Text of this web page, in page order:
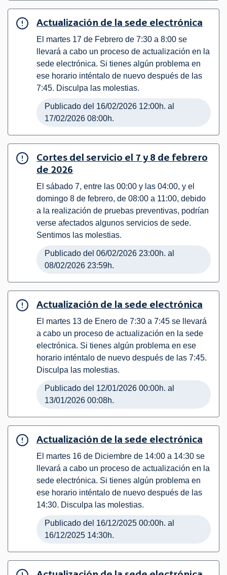
Actualización de la sede electrónica
El martes 17 de Febrero de 7:30 a 8:00 se
llevará a cabo un proceso de actualización en la
sede electrónica. Si tienes algún problema en
ese horario inténtalo de nuevo después de las
7:45. Disculpa las molestias.
Publicado del 16/02/2026 12:00h. al
17/02/2026 08:00h.
Cortes del servicio el 7 y 8 de febrero
de 2026
El sábado 7, entre las 00:00 y las 04:00, y el
domingo 8 de febrero, de 08:00 a 11:00, debido
a la realización de pruebas preventivas, podrían
verse afectados algunos servicios de sede.
Sentimos las molestias.
Publicado del 06/02/2026 23:00h. al
08/02/2026 23:59h.
Actualización de la sede electrónica
El martes 13 de Enero de 7:30 a 7:45 se llevará
a cabo un proceso de actualización en la sede
electrónica. Si tienes algún problema en ese
horario inténtalo de nuevo después de las 7:45.
Disculpa las molestias.
Publicado del 12/01/2026 00:00h. al
13/01/2026 00:08h.
Actualización de la sede electrónica
El martes 16 de Diciembre de 14:00 a 14:30 se
llevará a cabo un proceso de actualización en la
sede electrónica. Si tienes algún problema en
ese horario inténtalo de nuevo después de las
14:30. Disculpa las molestias.
Publicado del 16/12/2025 00:00h. al
16/12/2025 14:30h.